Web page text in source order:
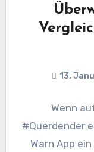
13.
Wenn
#Querdender
Warn App